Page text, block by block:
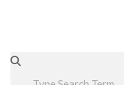
Search